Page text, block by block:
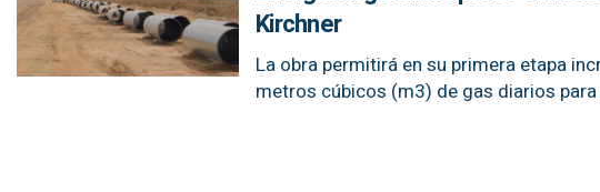
Kirchner
La obra permitirá en su primera etapa
metros cúbicos (m3) de gas diarios